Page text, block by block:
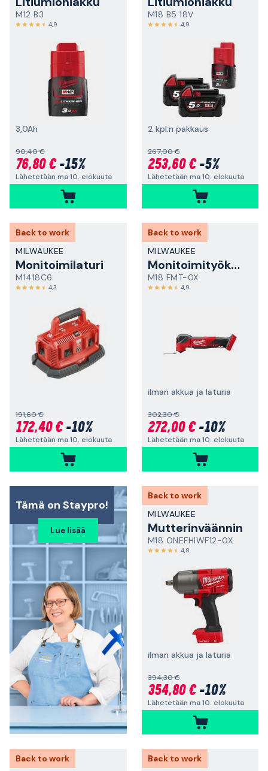
M12 B3
4,9
3,0Ah
90,40 €
76,80 €-15%
Lähetetään ma 10. elokuuta
M18 B5 18V
4,9
2 kpl:n pakkaus
267,00 €
253,60 €-5%
Lähetetään ma 10. elokuuta
Back to work
MILWAUKEE
Monitoimilaturi
M1418C6
4,3
191,60 €
172,40 €-10%
Lähetetään ma 10. elokuuta
Back to work
MILWAUKEE
Monitoimityökalu
M18 FMT-0X
4,9
ilman akkua ja laturia
302,30 €
272,00 €-10%
Lähetetään ma 10. elokuuta
Tämä on Staypro!
Lue lisää
Back to work
MILWAUKEE
Mutterinväännin
M18 ONEFHIWF12-0X
4,8
ilman akkua ja laturia
394,30 €
354,80 €-10%
Lähetetään ma 10. elokuuta
Back to work
Back to work